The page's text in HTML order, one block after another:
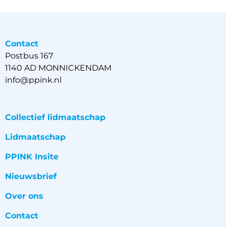
Contact
Postbus 167
1140 AD MONNICKENDAM
info@ppink.nl
Collectief lidmaatschap
Lidmaatschap
PPINK Insite
Nieuwsbrief
Over ons
Contact